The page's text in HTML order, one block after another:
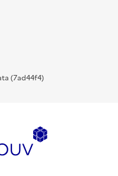
(7ad44f4)